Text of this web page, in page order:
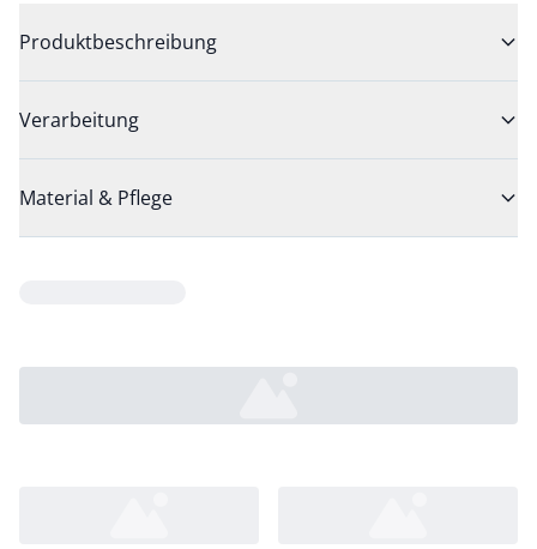
Produktbeschreibung
Verarbeitung
Material & Pflege